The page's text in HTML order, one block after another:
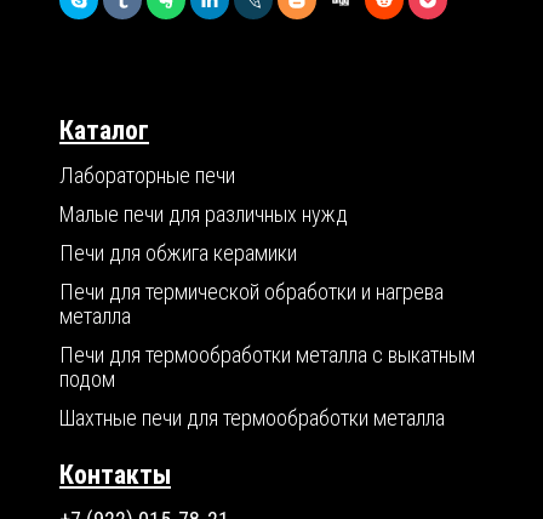
Каталог
Лабораторные печи
Малые печи для различных нужд
Печи для обжига керамики
Печи для термической обработки и нагрева
металла
Печи для термообработки металла с выкатным
подом
Шахтные печи для термообработки металла
Контакты